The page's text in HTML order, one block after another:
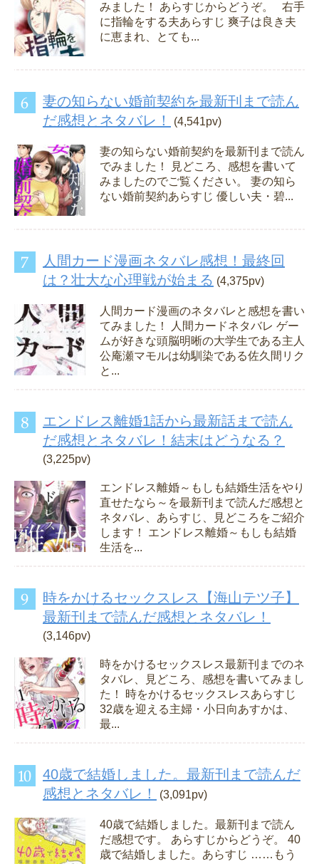
みました！ あらすじからどうぞ。 右手
に指輪をする夫あらすじ 爽子は良き夫
に恵まれ、とても...
妻の知らない婚前契約を最新刊まで読ん
だ感想とネタバレ！
(4,541pv)
妻の知らない婚前契約を最新刊まで読ん
でみました！ 見どころ、感想を書いて
みましたのでご覧ください。 妻の知ら
ない婚前契約あらすじ 優しい夫・碧...
人間カード漫画ネタバレ感想！最終回
は？壮大な心理戦が始まる (4,375pv)
人間カード漫画のネタバレと感想を書い
てみました！ 人間カードネタバレ ゲー
ムが好きな頭脳明晰の大学生である主人
公庵瀬マモルは幼馴染である佐久間リク
と...
エンドレス離婚1話から最新話まで読ん
だ感想とネタバレ！結末はどうなる？
(3,225pv)
エンドレス離婚～もしも結婚生活をやり
直せたなら～を最新刊まで読んだ感想と
ネタバレ、あらすじ、見どころをご紹介
します！ エンドレス離婚～もしも結婚
生活を...
時をかけるセックスレス【海山テツ子】
最新刊まで読んだ感想とネタバレ！
(3,146pv)
時をかけるセックスレス最新刊までのネ
タバレ、見どころ、感想を書いてみまし
た！ 時をかけるセックスレスあらすじ
32歳を迎える主婦・小日向あすかは、
最...
40歳で結婚しました。最新刊まで読んだ
感想とネタバレ！
(3,091pv)
40歳で結婚しました。最新刊まで読ん
だ感想です。 あらすじからどうぞ。 40
歳で結婚しました。あらすじ ……もう